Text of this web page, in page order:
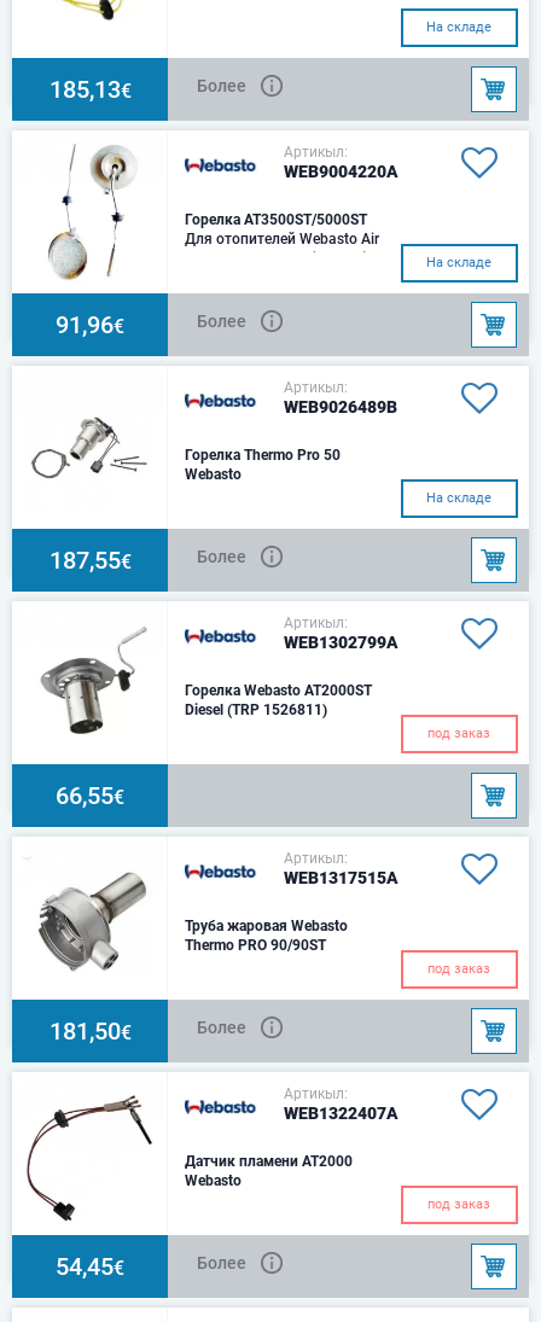
На складе
185,13€ Более
Артикыл:
WEB9004220A
Горелка AT3500ST/5000ST
Для отопителей Webasto Air
Top 3500/5000 ST (дизель)
На складе
91,96€ Более
Артикыл:
WEB9026489B
Горелка Thermo Pro 50
Webasto
На складе
187,55€ Более
Артикыл:
WEB1302799A
Горелка Webasto AT2000ST
Diesel (TRP 1526811)
под заказ
66,55€
Артикыл:
WEB1317515A
Труба жаровая Webasto
Thermo PRO 90/90ST
под заказ
181,50€ Более
Артикыл:
WEB1322407A
Датчик пламени AT2000
Webasto
под заказ
54,45€ Более